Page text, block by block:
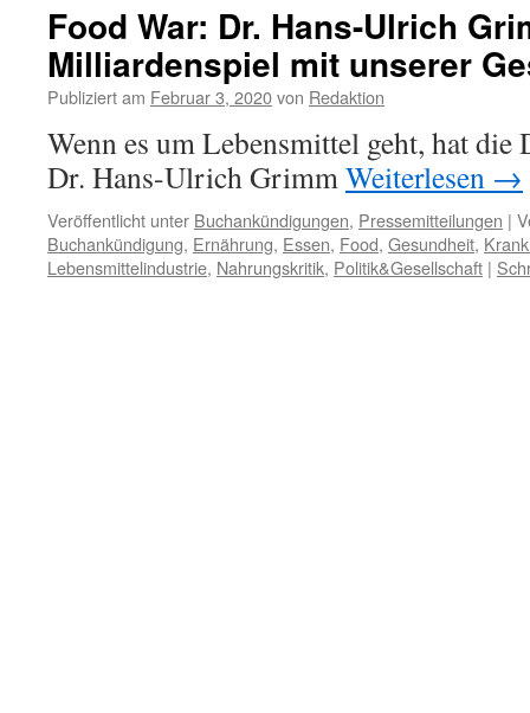
Food War: Dr. Hans-Ulrich
Milliardenspiel mit unserer
Publiziert am Februar 3, 2020von Redaktion
Wenn es um Lebensmittel geht, hat die
Dr. Hans-Ulrich GrimmWeiterlesen →
Veröffentlicht unter Buchankündigungen, Pressemitteilungen |
Buchankündigung, Ernährung, Essen, Food, Gesundheit,
Lebensmittelindustrie, Nahrungskritik, Politik&Gesellschaft |